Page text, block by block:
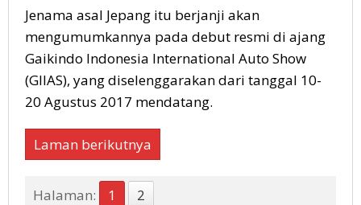
Jenama asal Jepang itu berjanji akan
mengumumkannya pada debut resmi di ajang
Gaikindo Indonesia International Auto Show
(GIIAS), yang diselenggarakan dari tanggal 10-
20 Agustus 2017 mendatang.
Laman berikutnya
Halaman: 1 2